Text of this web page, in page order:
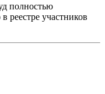
полностью
реестре участников